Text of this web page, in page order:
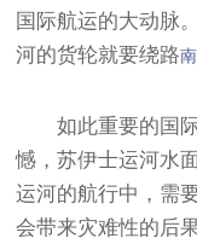
国际航运的大动脉
河的货轮就要绕路
如此重要的国
憾，苏伊士运河水
运河的航行中，需
会带来灾难性的后果